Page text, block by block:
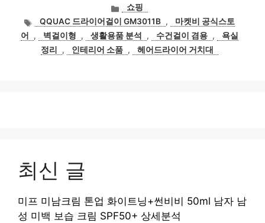
카
테
고
리
쇼핑
태QQUAC 드라이어걸이 GM3011B ,
마켓비 공식스토
어
, 벽걸이형 , 생활용품 분석 , 수건걸이 겸용 ,
욕실
정리
, 인테리어 소품 , 헤어드라이어 거치대
최신 글
미프 미남크림 톤업 화이트닝+썬비비 50ml 남자 남
성 미백 보습 크림 SPF50+ 상세분석